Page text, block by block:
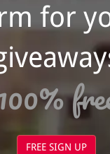
for
FREE SIGN UP